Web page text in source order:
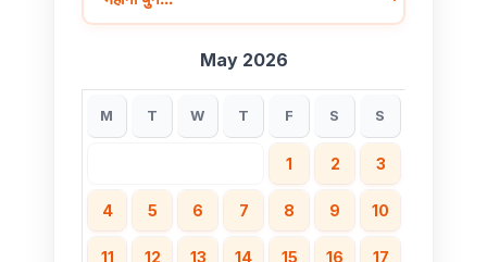
May 2026
M T W T F S S
1 2 3
4 5 6 7 8 9 10
11 12 13 14 15 16 17